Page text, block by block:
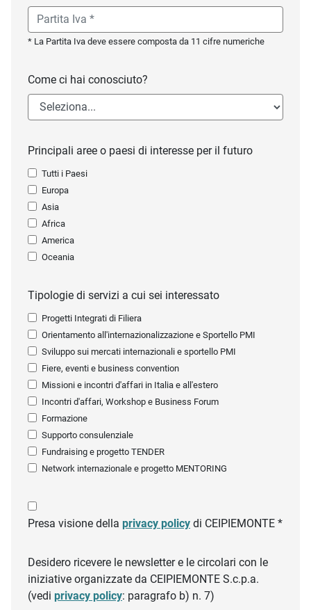
* La Partita Iva deve essere composta da 11 cifre numeriche
Come ci hai conosciuto?
Principali aree o paesi di interesse per il futuro
Tutti i Paesi
Europa
Asia
Africa
America
Oceania
Tipologie di servizi a cui sei interessato
Progetti Integrati di Filiera
Orientamento all'internazionalizzazione e Sportello PMI
Sviluppo sui mercati internazionali e sportello PMI
Fiere, eventi e business convention
Missioni e incontri d'affari in Italia e all'estero
Incontri d'affari, Workshop e Business Forum
Formazione
Supporto consulenziale
Fundraising e progetto TENDER
Network internazionale e progetto MENTORING
Presa visione della privacy policy di CEIPIEMONTE *
Desidero ricevere le newsletter e le circolari con le
iniziative organizzate da CEIPIEMONTE S.c.p.a.
(vedi privacy policy: paragrafo b) n. 7)